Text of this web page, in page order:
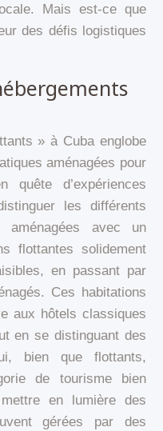
Mais est-ce que
des défis logistiques
» à Cuba englobe
aménagées pour
quête d’expériences
les différents
avec un
flottantes solidement
en passant par
Ces habitations
aux hôtels classiques
en se distinguant des
bien que flottants,
de tourisme bien
en lumière des
gérées par des